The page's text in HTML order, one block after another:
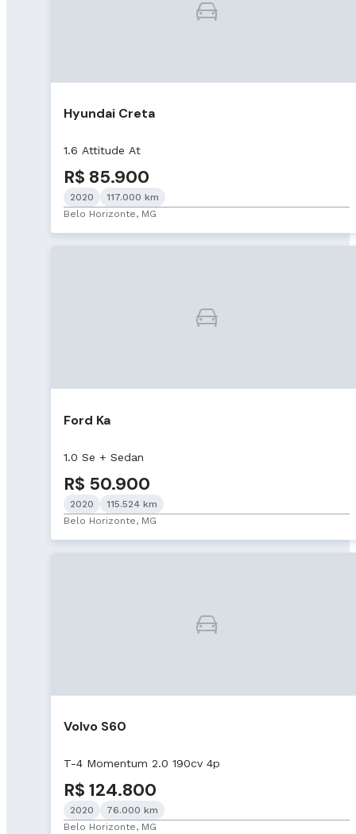
Hyundai Creta
1.6 Attitude At
R$ 85.900
2020
117.000 km
Belo Horizonte, MG
Ford Ka
1.0 Se + Sedan
R$ 50.900
2020
115.524 km
Belo Horizonte, MG
Volvo S60
T-4 Momentum 2.0 190cv 4p
R$ 124.800
2020
76.000 km
Belo Horizonte, MG